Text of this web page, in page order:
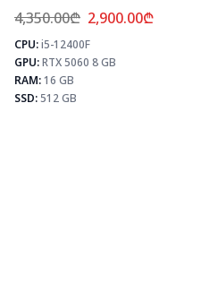
⚡ MAX FPS
CS2
278
PUBG
171
Fortnite
202
512 GB
4,350.00₾ 2,900.00₾
CPU:i5-12400F
GPU:RTX 5060 8 GB
RAM:16 GB
SSD:512 GB